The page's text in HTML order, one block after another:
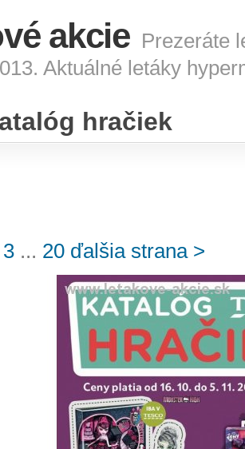
akcie Prezeráte
Aktuálné letáky
hračiek
3 ... 20 ďalšia strana >